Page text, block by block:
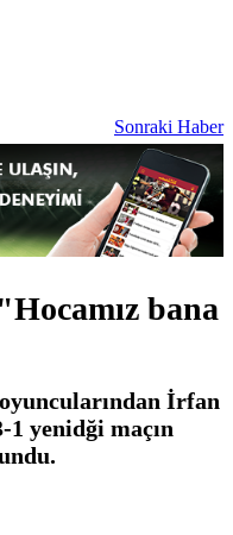
Sonraki Haber
bana
İrfan
yenidği maçın